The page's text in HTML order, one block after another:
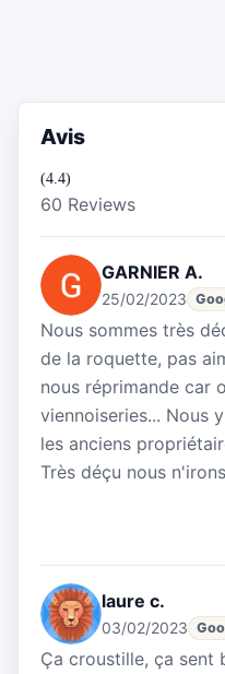
Avis
(4.4)
60 Reviews
GARNIER A.
25/02/2023
Nous sommes très
de la roquette, pas
nous réprimande car
viennoiseries... Nous
les anciens
Très déçu nous
laure c.
03/02/2023
Ça croustille, ça sent